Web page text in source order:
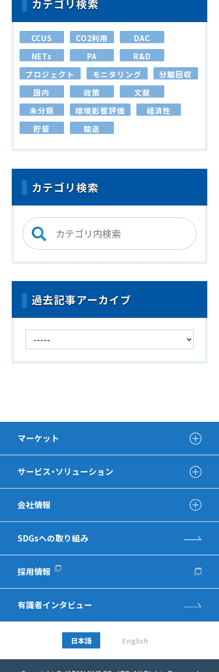
カテゴリ検索
CCUS CO2利用
DAC
NETs
PA
R&D
プロジェクト
モニタリング
分離回収
国内
政策
文献
未分類
環境影響評価
経済性
貯留
輸送
カテゴリ検索
過去記事アーカイブ
マーケット
サービス・ソリューション
会社情報
SDGsへの取り組み
採用情報
有識者インタビュー
日本語 English